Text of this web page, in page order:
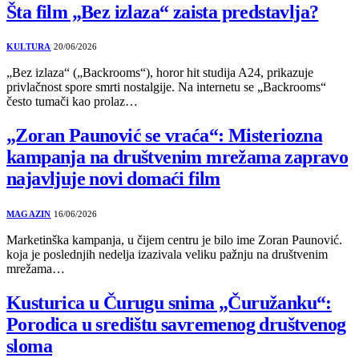
Šta film „Bez izlaza“ zaista predstavlja?
KULTURA 20/06/2026
„Bez izlaza“ („Backrooms“), horor hit studija A24, prikazuje
privlačnost spore smrti nostalgije. Na internetu se „Backrooms“
često tumači kao prolaz…
„Zoran Paunović se vraća“: Misteriozna
kampanja na društvenim mrežama zapravo
najavljuje novi domaći film
MAGAZIN 16/06/2026
Marketinška kampanja, u čijem centru je bilo ime Zoran Paunović.
koja je poslednjih nedelja izazivala veliku pažnju na društvenim
mrežama…
Kusturica u Čurugu snima „Čuružanku“:
Porodica u središtu savremenog društvenog
sloma